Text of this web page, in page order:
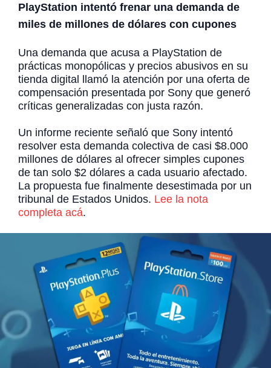
PlayStation intentó frenar una demanda de
miles de millones de dólares con cupones
Una demanda que acusa a PlayStation de
prácticas monopólicas y precios abusivos en su
tienda digital llamó la atención por una oferta de
compensación presentada por Sony que generó
críticas generalizadas con justa razón.
Un informe reciente señaló que Sony intentó
resolver esta demanda colectiva de casi $8.000
millones de dólares al ofrecer simples cupones
de tan solo $2 dólares a cada usuario afectado.
La propuesta fue finalmente desestimada por un
tribunal de Estados Unidos. Lee la nota
completa acá.